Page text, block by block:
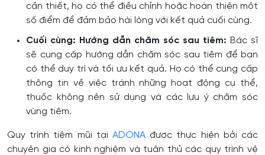
cần thiết, họ có thể điều chỉnh hoặc hoàn thiện một
số điểm để đảm bảo hài lòng với kết quả cuối cùng.
Cuối cùng: Hướng dẫn chăm sóc sau tiêm: Bác sĩ
sẽ cung cấp hướng dẫn chăm sóc sau tiêm để bạn
có thể duy trì và tối ưu kết quả. Họ có thể cung cấp
thông tin về việc tránh những hoạt động cụ thể,
thuốc không nên sử dụng và các lưu ý chăm sóc
vùng tiêm.
Quy trình tiêm mũi tại ADONA được thực hiện bởi các
chuyên gia có kinh nghiệm và tuân thủ các quy trình vệ